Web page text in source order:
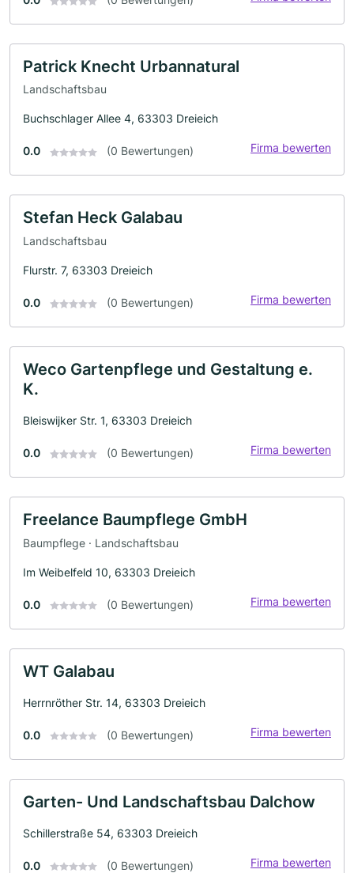
Patrick Knecht Urbannatural
Landschaftsbau
Buchschlager Allee 4, 63303 Dreieich
0.0 (0 Bewertungen) Firma bewerten
Stefan Heck Galabau
Landschaftsbau
Flurstr. 7, 63303 Dreieich
0.0 (0 Bewertungen) Firma bewerten
Weco Gartenpflege und Gestaltung e.
K.
Bleiswijker Str. 1, 63303 Dreieich
0.0 (0 Bewertungen) Firma bewerten
Freelance Baumpflege GmbH
Baumpflege · Landschaftsbau
Im Weibelfeld 10, 63303 Dreieich
0.0 (0 Bewertungen) Firma bewerten
WT Galabau
Herrnröther Str. 14, 63303 Dreieich
0.0 (0 Bewertungen) Firma bewerten
Garten- Und Landschaftsbau Dalchow
Schillerstraße 54, 63303 Dreieich
0.0 (0 Bewertungen) Firma bewerten